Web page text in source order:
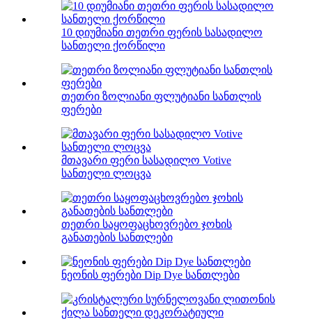
10 დიუმიანი თეთრი ფერის სასადილო
სანთელი ქორწილი
თეთრი ზოლიანი ფლუტიანი სანთლის
ფერები
მთავარი ფერი სასადილო Votive
სანთელი ლოცვა
თეთრი საყოფაცხოვრებო ჯოხის
განათების სანთლები
ნეონის ფერები Dip Dye სანთლები